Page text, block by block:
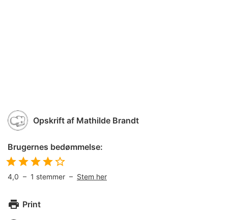
Opskrift af Mathilde Brandt
Brugernes bedømmelse:
4,0 – 1 stemmer – Stem her
Print